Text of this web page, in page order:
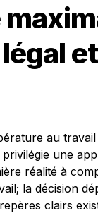
au
une
réalité à
la décision
clairs